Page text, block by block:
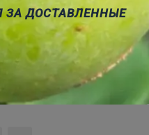
melna krasa, LUMBERG
WBTORB
ДОСТАВЛЕННЫЕ